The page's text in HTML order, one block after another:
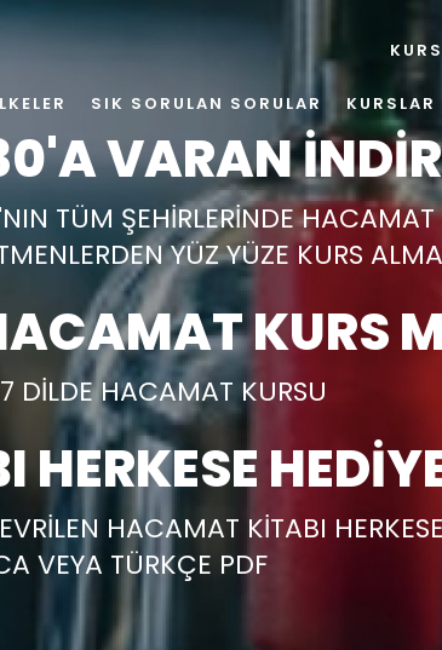
VARAN
TÜM ŞEHİRLERİNDE HACAMAT
YÜZ YÜZE KURS
KURS
DİLDE HACAMAT KURSU
HACAMAT KİTABI
VEYA TÜRKÇE PDF
SIK SORULAN SORULAR KURSLAR